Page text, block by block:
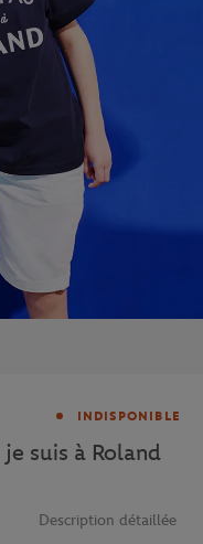
INDISPONIBLE
suis à Roland
Description détaillée